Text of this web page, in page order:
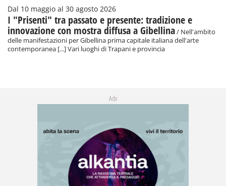
Dal 10 maggio al 30 agosto 2026
I "Prisenti" tra passato e presente: tradizione e
innovazione con mostra diffusa a Gibellina/ Nell'ambito
delle manifestazioni per Gibellina prima capitale italiana dell'arte
contemporanea [...] Vari luoghi di Trapani e provincia
Adv